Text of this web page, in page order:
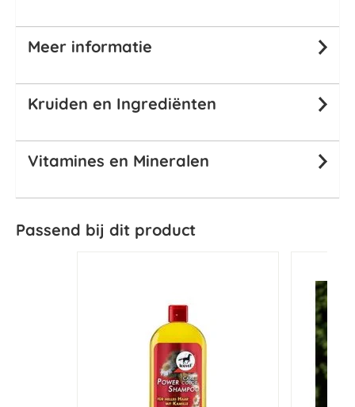
Meer informatie
Kruiden en Ingrediënten
Vitamines en Mineralen
Passend bij dit product